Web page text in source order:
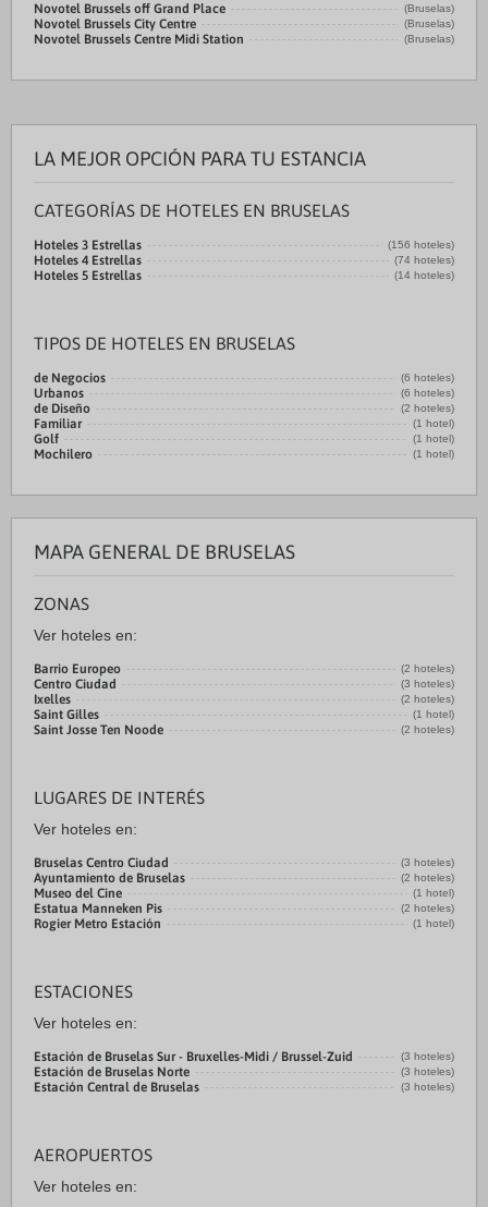
Novotel Brussels off Grand Place (Bruselas)
Novotel Brussels City Centre (Bruselas)
Novotel Brussels Centre Midi Station (Bruselas)
LA MEJOR OPCIÓN PARA TU ESTANCIA
CATEGORÍAS DE HOTELES EN BRUSELAS
Hoteles 3 Estrellas (156 hoteles)
Hoteles 4 Estrellas (74 hoteles)
Hoteles 5 Estrellas (14 hoteles)
TIPOS DE HOTELES EN BRUSELAS
de Negocios (6 hoteles)
Urbanos (6 hoteles)
de Diseño (2 hoteles)
Familiar (1 hotel)
Golf (1 hotel)
Mochilero (1 hotel)
MAPA GENERAL DE BRUSELAS
ZONAS
Ver hoteles en:
Barrio Europeo (2 hoteles)
Centro Ciudad (3 hoteles)
Ixelles (2 hoteles)
Saint Gilles (1 hotel)
Saint Josse Ten Noode (2 hoteles)
LUGARES DE INTERÉS
Ver hoteles en:
Bruselas Centro Ciudad (3 hoteles)
Ayuntamiento de Bruselas (2 hoteles)
Museo del Cine (1 hotel)
Estatua Manneken Pis (2 hoteles)
Rogier Metro Estación (1 hotel)
ESTACIONES
Ver hoteles en:
Estación de Bruselas Sur - Bruxelles-Midi / Brussel-Zuid (3 hoteles)
Estación de Bruselas Norte (3 hoteles)
Estación Central de Bruselas (3 hoteles)
AEROPUERTOS
Ver hoteles en: